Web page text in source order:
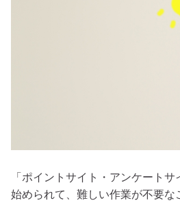
「ポイントサイト・アンケート
始められて、難しい作業が不要な